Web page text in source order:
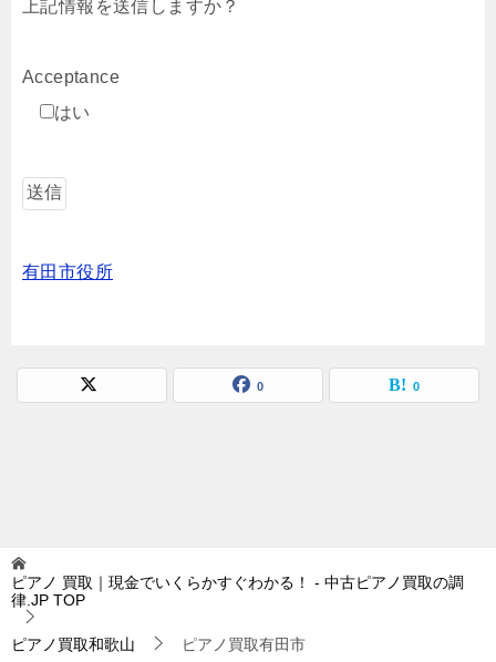
上記情報を送信しますか？
Acceptance
はい
有田市役所
0 0
ピアノ 買取｜現金でいくらかすぐわかる！ - 中古ピアノ買取の調
律.JP TOP
ピアノ買取和歌山 ピアノ買取有田市